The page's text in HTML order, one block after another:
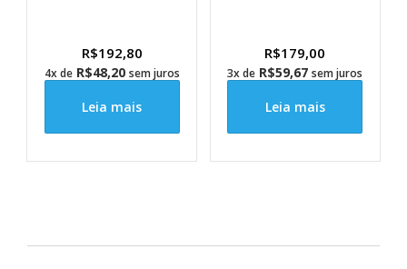
R$192,80
4x de R$48,20 sem juros
Leia mais
R$179,00
3x de R$59,67 sem juros
Leia mais